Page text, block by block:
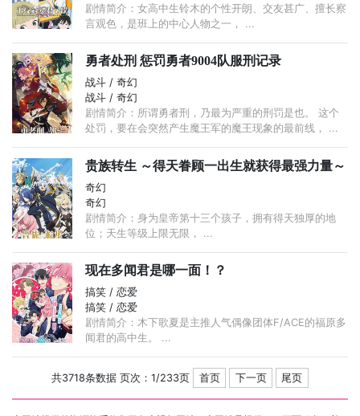
剧情简介：女高中生铃木的个性开朗、交友甚广、擅长察
言观色，是班上的中心人物之一， ...
勇者处刑 惩罚勇者9004队服刑记录
战斗 / 奇幻
战斗 / 奇幻
剧情简介：所谓勇者刑，乃最为严重的刑罚是也。 这个
处罚，要在会突然产生魔王军的魔王现象的最前线， ...
贵族转生 ～得天眷顾一出生就获得最强力量～
奇幻
奇幻
剧情简介：身为皇帝第十三个孩子，拥有得天独厚的地
位；天生等级上限无限， ...
现在多闻君是哪一面！？
搞笑 / 恋爱
搞笑 / 恋爱
剧情简介：木下歌夏是主推人气偶像团体F/ACE的福原多
闻君的高中生。 ...
共3718条数据 页次：1/233页 首页 下一页 尾页